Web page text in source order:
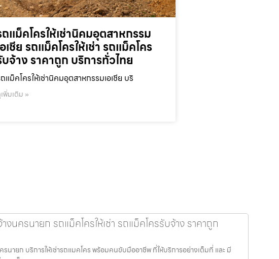
แม็คโครให้เช่านิคมอุตสาหกรรม
เชีย รถแม็คโครให้เช่า รถแม็คโคร
จ้าง ราคาถูก บริการทั่วไทย
แม็คโครให้เช่านิคมอุตสาหกรรมเอเชีย บริ
พิ่มเติม »
งนครนายก รถแม็คโครให้เช่า รถแม็คโครรับจ้าง ราคาถูก
นายก บริการให้เช่ารถแมคโคร พร้อมคนขับมืออาชีพ ที่ให้บริการอย่างเต็มที่ และ มี